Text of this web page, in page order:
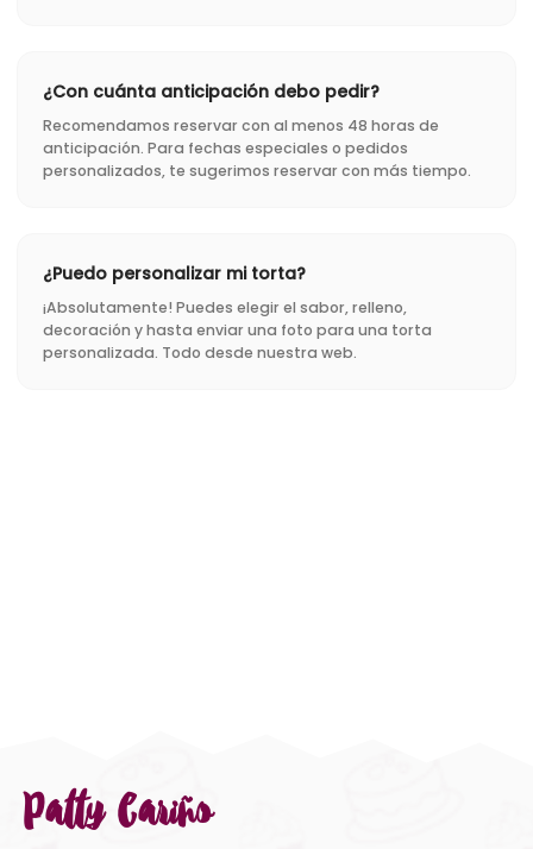
¿Con cuánta anticipación debo pedir?
Recomendamos reservar con al menos 48 horas de
anticipación. Para fechas especiales o pedidos
personalizados, te sugerimos reservar con más tiempo.
¿Puedo personalizar mi torta?
¡Absolutamente! Puedes elegir el sabor, relleno,
decoración y hasta enviar una foto para una torta
personalizada. Todo desde nuestra web.
Patty Cariño